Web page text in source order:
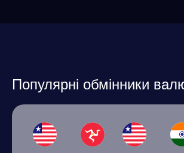
Популярні обмінники